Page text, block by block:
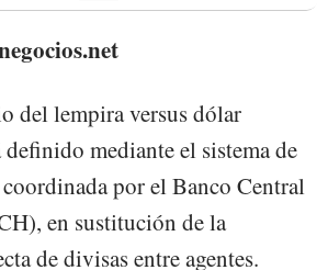
del lempira versus dólar
definido mediante el sistema de
por el Banco Central
en sustitución de la
de divisas entre agentes.